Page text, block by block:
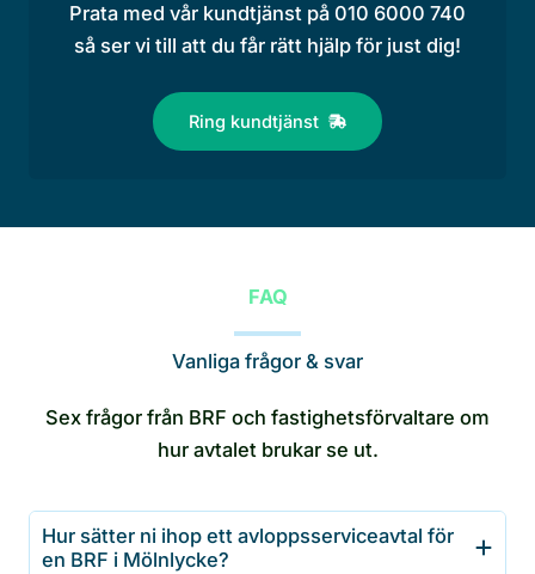
Prata med vår kundtjänst på 010 6000 740
så ser vi till att du får rätt hjälp för just dig!
Ring kundtjänst
FAQ
Vanliga frågor & svar
Sex frågor från BRF och fastighetsförvaltare om
hur avtalet brukar se ut.
Hur sätter ni ihop ett avloppsserviceavtal för
en BRF i Mölnlycke?